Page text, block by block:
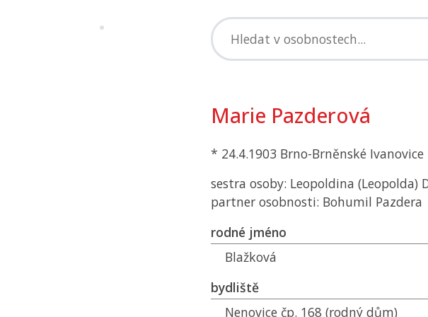
Marie Pazderová
* 24.4.1903 Brno-Brněnské Ivanovice
sestra osoby: Leopoldina (Leopolda)
partner osobnosti: Bohumil Pazdera
rodné jméno
Blažková
bydliště
Nenovice čp. 168 (rodný dům)